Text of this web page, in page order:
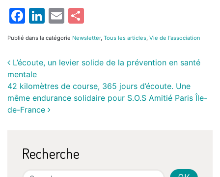
Facebook
LinkedIn
Email
Publié dans la catégorie Newsletter, Tous les articles, Vie de l'association
L’écoute, un levier solide de la prévention en santé
mentale
42 kilomètres de course, 365 jours d’écoute. Une
même endurance solidaire pour S.O.S Amitié Paris Île-
de-France
Recherche
Search